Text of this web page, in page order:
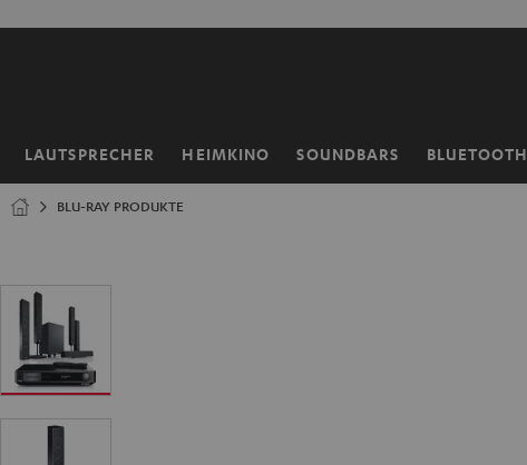
LAUTSPRECHER HEIMKINO SOUNDBARS BLUETOOTH
Startseite
BLU-RAY PRODUKTE